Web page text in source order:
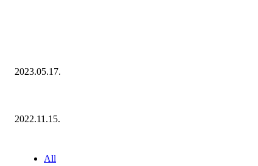
2023.05.17.
2022.11.15.
All